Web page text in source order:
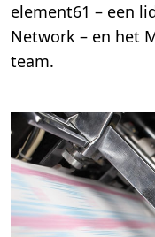
element61 – een
Network – en het
team.